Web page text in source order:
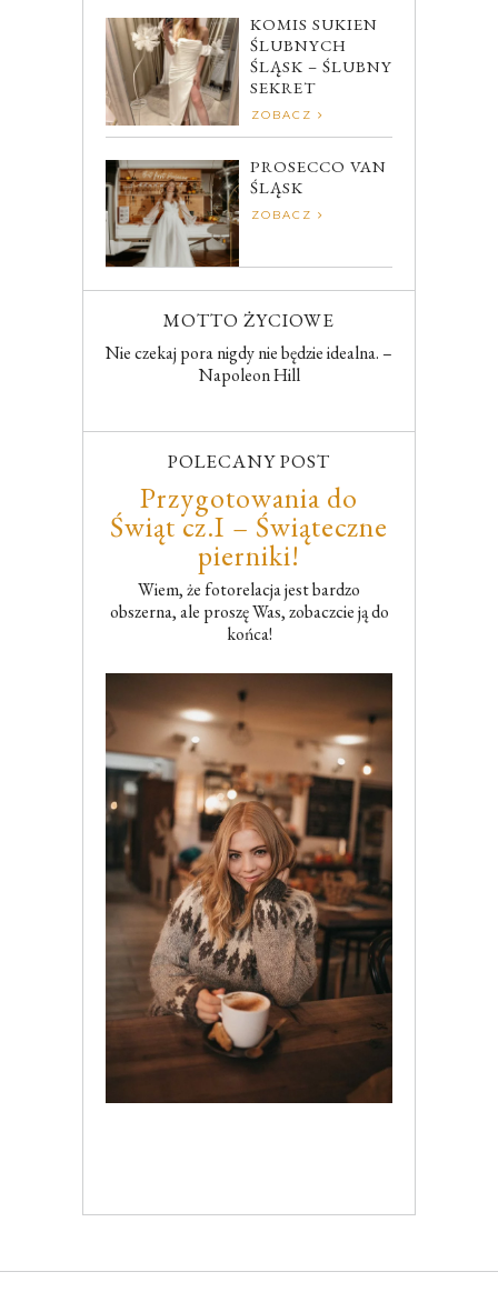
KOMIS SUKIEN
ŚLUBNYCH
ŚLĄSK – ŚLUBNY
SEKRET
ZOBACZ
PROSECCO VAN
ŚLĄSK
ZOBACZ
MOTTO ŻYCIOWE
Nie czekaj pora nigdy nie będzie idealna. –
Napoleon Hill
POLECANY POST
Przygotowania do
Świąt cz.I – Świąteczne
pierniki!
Wiem, że fotorelacja jest bardzo
obszerna, ale proszę Was, zobaczcie ją do
końca!